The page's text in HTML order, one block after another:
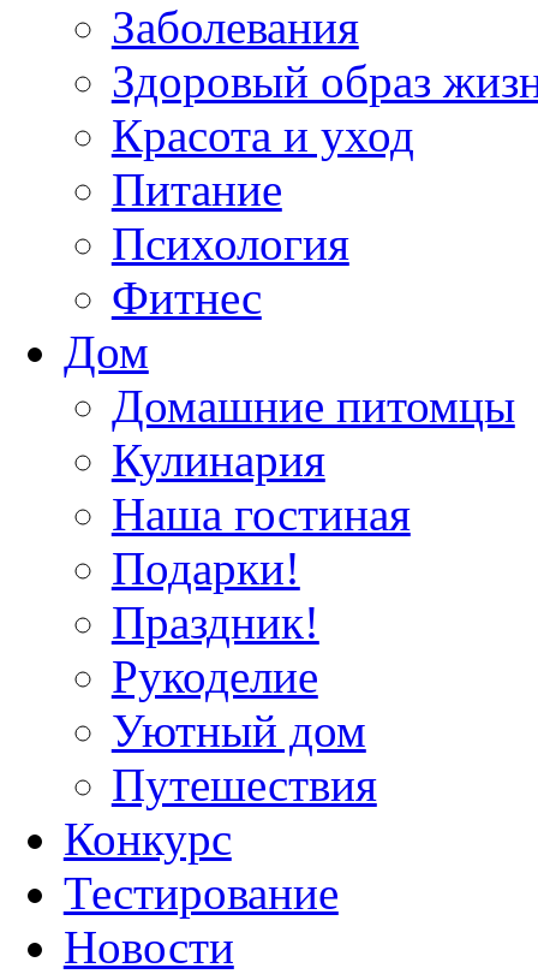
Заболевания
Здоровый образ
Красота и уход
Питание
Психология
Фитнес
Дом
Домашние питомцы
Кулинария
Наша гостиная
Подарки!
Праздник!
Рукоделие
Уютный дом
Путешествия
Конкурс
Тестирование
Новости